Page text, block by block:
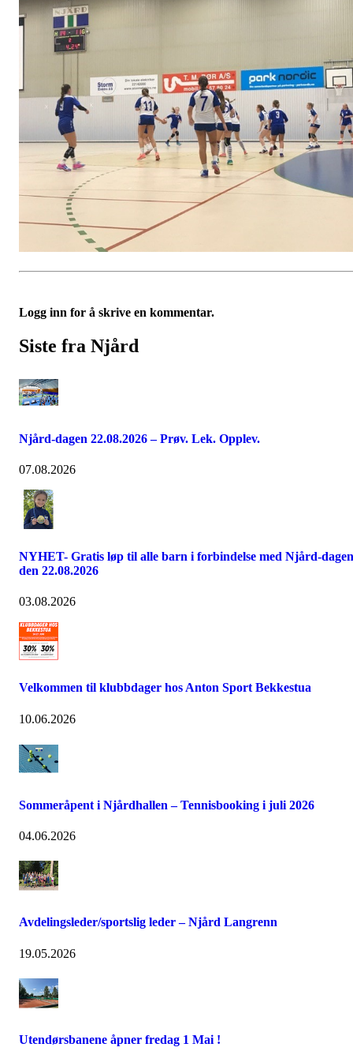
Logg inn for å skrive en kommentar.
Siste fra Njård
Njård-dagen 22.08.2026 – Prøv. Lek. Opplev.
07.08.2026
NYHET- Gratis løp til alle barn i forbindelse med Njård-dagen
den 22.08.2026
03.08.2026
Velkommen til klubbdager hos Anton Sport Bekkestua
10.06.2026
Sommeråpent i Njårdhallen – Tennisbooking i juli 2026
04.06.2026
Avdelingsleder/sportslig leder – Njård Langrenn
19.05.2026
Utendørsbanene åpner fredag 1 Mai !